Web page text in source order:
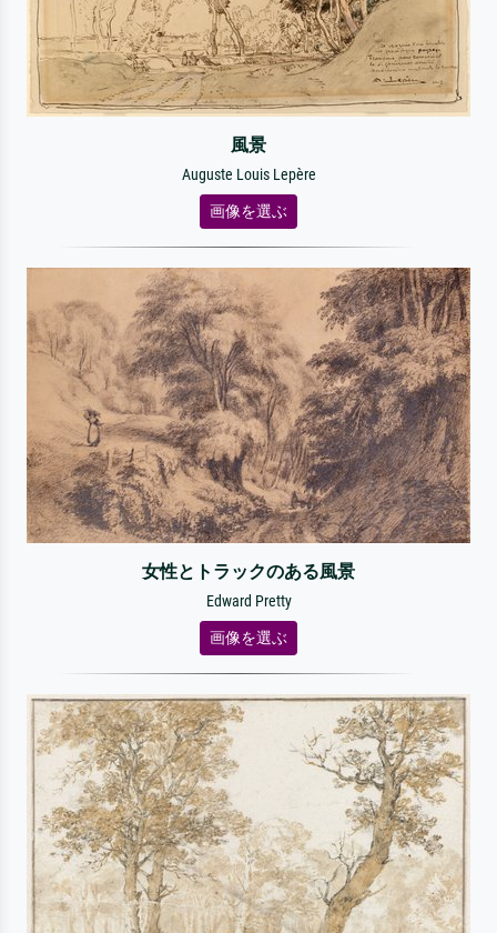
風景
Auguste Louis Lepère
画像を選ぶ
女性とトラックのある風景
Edward Pretty
画像を選ぶ